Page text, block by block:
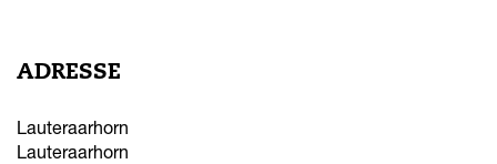
ADRESSE
Lauteraarhorn
Lauteraarhorn